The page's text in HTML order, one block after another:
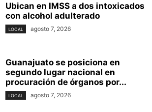
Ubican en IMSS a dos intoxicados
con alcohol adulterado
LOCAL agosto 7, 2026
Guanajuato se posiciona en
segundo lugar nacional en
procuración de órganos por...
LOCAL agosto 7, 2026